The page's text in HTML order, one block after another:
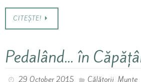
CITEȘTE!
Pedalând… în
29 October 2015 Călătorii, Munte